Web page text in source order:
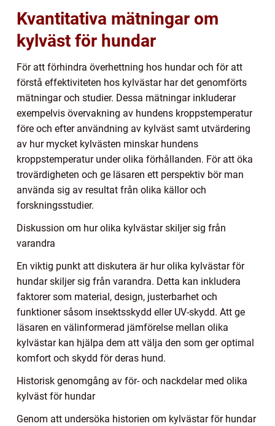
Kvantitativa mätningar om
kylväst för hundar
För att förhindra överhettning hos hundar och för att
förstå effektiviteten hos kylvästar har det genomförts
mätningar och studier. Dessa mätningar inkluderar
exempelvis övervakning av hundens kroppstemperatur
före och efter användning av kylväst samt utvärdering
av hur mycket kylvästen minskar hundens
kroppstemperatur under olika förhållanden. För att öka
trovärdigheten och ge läsaren ett perspektiv bör man
använda sig av resultat från olika källor och
forskningsstudier.
Diskussion om hur olika kylvästar skiljer sig från
varandra
En viktig punkt att diskutera är hur olika kylvästar för
hundar skiljer sig från varandra. Detta kan inkludera
faktorer som material, design, justerbarhet och
funktioner såsom insektsskydd eller UV-skydd. Att ge
läsaren en välinformerad jämförelse mellan olika
kylvästar kan hjälpa dem att välja den som ger optimal
komfort och skydd för deras hund.
Historisk genomgång av för- och nackdelar med olika
kylväst för hundar
Genom att undersöka historien om kylvästar för hundar